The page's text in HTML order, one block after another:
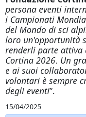
persona eventi
i Campionati
del Mondo di sci
loro un'opportunità
renderli parte attiva
Cortina 2026. Un
e ai suoi
volontari è sempre
degli eventi”.
15/04/2025